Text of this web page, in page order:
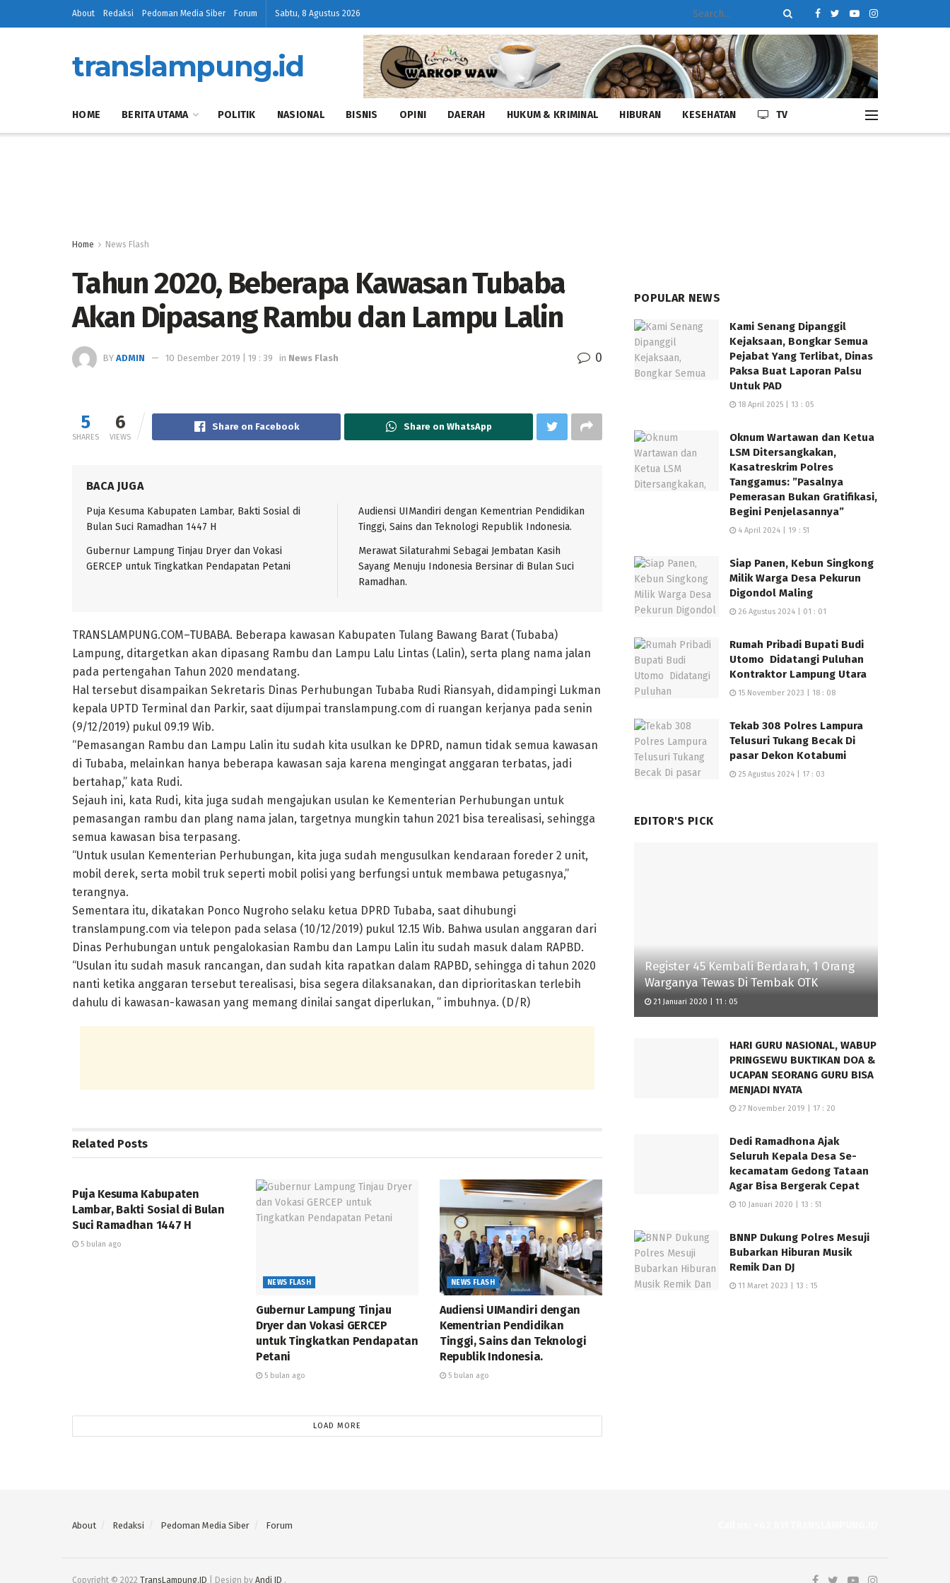
About Redaksi Pedoman Media Siber Forum Sabtu, 8 Agustus 2026
translampung.id
HOME BERITA UTAMA POLITIK NASIONAL BISNIS OPINI DAERAH HUKUM & KRIMINAL HIBURAN KESEHATAN TV
Home News Flash
Tahun 2020, Beberapa Kawasan Tubaba
Akan Dipasang Rambu dan Lampu Lalin
BY ADMIN 10 Desember 2019 | 19 : 39 in News Flash 0
5
SHARES
6
VIEWS
Share on Facebook Share on WhatsApp
BACA JUGA
Puja Kesuma Kabupaten Lambar, Bakti Sosial di
Bulan Suci Ramadhan 1447 H
Gubernur Lampung Tinjau Dryer dan Vokasi
GERCEP untuk Tingkatkan Pendapatan Petani
Audiensi UIMandiri dengan Kementrian Pendidikan
Tinggi, Sains dan Teknologi Republik Indonesia.
Merawat Silaturahmi Sebagai Jembatan Kasih
Sayang Menuju Indonesia Bersinar di Bulan Suci
Ramadhan.
TRANSLAMPUNG.COM–TUBABA. Beberapa kawasan Kabupaten Tulang Bawang Barat (Tubaba)
Lampung, ditargetkan akan dipasang Rambu dan Lampu Lalu Lintas (Lalin), serta plang nama jalan
pada pertengahan Tahun 2020 mendatang.
Hal tersebut disampaikan Sekretaris Dinas Perhubungan Tubaba Rudi Riansyah, didampingi Lukman
kepala UPTD Terminal dan Parkir, saat dijumpai translampung.com di ruangan kerjanya pada senin
(9/12/2019) pukul 09.19 Wib.
“Pemasangan Rambu dan Lampu Lalin itu sudah kita usulkan ke DPRD, namun tidak semua kawasan
di Tubaba, melainkan hanya beberapa kawasan saja karena mengingat anggaran terbatas, jadi
bertahap,” kata Rudi.
Sejauh ini, kata Rudi, kita juga sudah mengajukan usulan ke Kementerian Perhubungan untuk
pemasangan rambu dan plang nama jalan, targetnya mungkin tahun 2021 bisa terealisasi, sehingga
semua kawasan bisa terpasang.
“Untuk usulan Kementerian Perhubungan, kita juga sudah mengusulkan kendaraan foreder 2 unit,
mobil derek, serta mobil truk seperti mobil polisi yang berfungsi untuk membawa petugasnya,”
terangnya.
Sementara itu, dikatakan Ponco Nugroho selaku ketua DPRD Tubaba, saat dihubungi
translampung.com via telepon pada selasa (10/12/2019) pukul 12.15 Wib. Bahwa usulan anggaran dari
Dinas Perhubungan untuk pengalokasian Rambu dan Lampu Lalin itu sudah masuk dalam RAPBD.
“Usulan itu sudah masuk rancangan, dan sudah kita rapatkan dalam RAPBD, sehingga di tahun 2020
nanti ketika anggaran tersebut terealisasi, bisa segera dilaksanakan, dan diprioritaskan terlebih
dahulu di kawasan-kawasan yang memang dinilai sangat diperlukan, ” imbuhnya. (D/R)
Related Posts
Puja Kesuma Kabupaten
Lambar, Bakti Sosial di Bulan
Suci Ramadhan 1447 H
5 bulan ago
NEWS FLASH
Gubernur Lampung Tinjau
Dryer dan Vokasi GERCEP
untuk Tingkatkan Pendapatan
Petani
5 bulan ago
NEWS FLASH
Audiensi UIMandiri dengan
Kementrian Pendidikan
Tinggi, Sains dan Teknologi
Republik Indonesia.
5 bulan ago
LOAD MORE
POPULAR NEWS
Kami Senang Dipanggil
Kejaksaan, Bongkar Semua
Pejabat Yang Terlibat, Dinas
Paksa Buat Laporan Palsu
Untuk PAD
18 April 2025 | 13 : 05
Oknum Wartawan dan Ketua
LSM Ditersangkakan,
Kasatreskrim Polres
Tanggamus: ”Pasalnya
Pemerasan Bukan Gratifikasi,
Begini Penjelasannya”
4 April 2024 | 19 : 51
Siap Panen, Kebun Singkong
Milik Warga Desa Pekurun
Digondol Maling
26 Agustus 2024 | 01 : 01
Rumah Pribadi Bupati Budi
Utomo Didatangi Puluhan
Kontraktor Lampung Utara
15 November 2023 | 18 : 08
Tekab 308 Polres Lampura
Telusuri Tukang Becak Di
pasar Dekon Kotabumi
25 Agustus 2024 | 17 : 03
EDITOR'S PICK
Register 45 Kembali Berdarah, 1 Orang
Warganya Tewas Di Tembak OTK
21 Januari 2020 | 11 : 05
HARI GURU NASIONAL, WABUP
PRINGSEWU BUKTIKAN DOA &
UCAPAN SEORANG GURU BISA
MENJADI NYATA
27 November 2019 | 17 : 20
Dedi Ramadhona Ajak
Seluruh Kepala Desa Se-
kecamatam Gedong Tataan
Agar Bisa Bergerak Cepat
10 Januari 2020 | 13 : 51
BNNP Dukung Polres Mesuji
Bubarkan Hiburan Musik
Remik Dan DJ
11 Maret 2023 | 13 : 15
About Redaksi Pedoman Media Siber Forum
Copyright © 2022 TransLampung.ID | Design by Andi ID .